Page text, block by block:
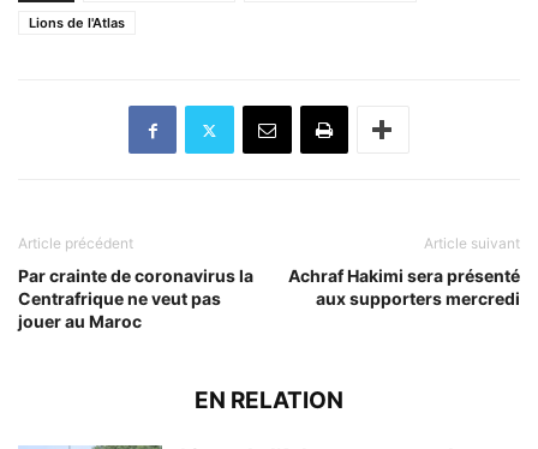
Lions de l'Atlas
Article précédent
Par crainte de coronavirus la
Centrafrique ne veut pas
jouer au Maroc
Article suivant
Achraf Hakimi sera présenté
aux supporters mercredi
EN RELATION